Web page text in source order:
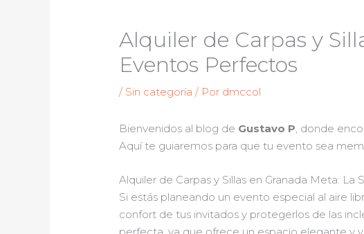
Alquiler de Carpas y
Eventos Perfectos
/ Sin categoría / Por dmccol
Bienvenidos al blog de Gustavo P, donde
Aquí te guiaremos para que tu evento sea
Alquiler de Carpas y Sillas en Granada Meta:
Si estás planeando un evento especial al aire
confort de tus invitados y protegerlos de las